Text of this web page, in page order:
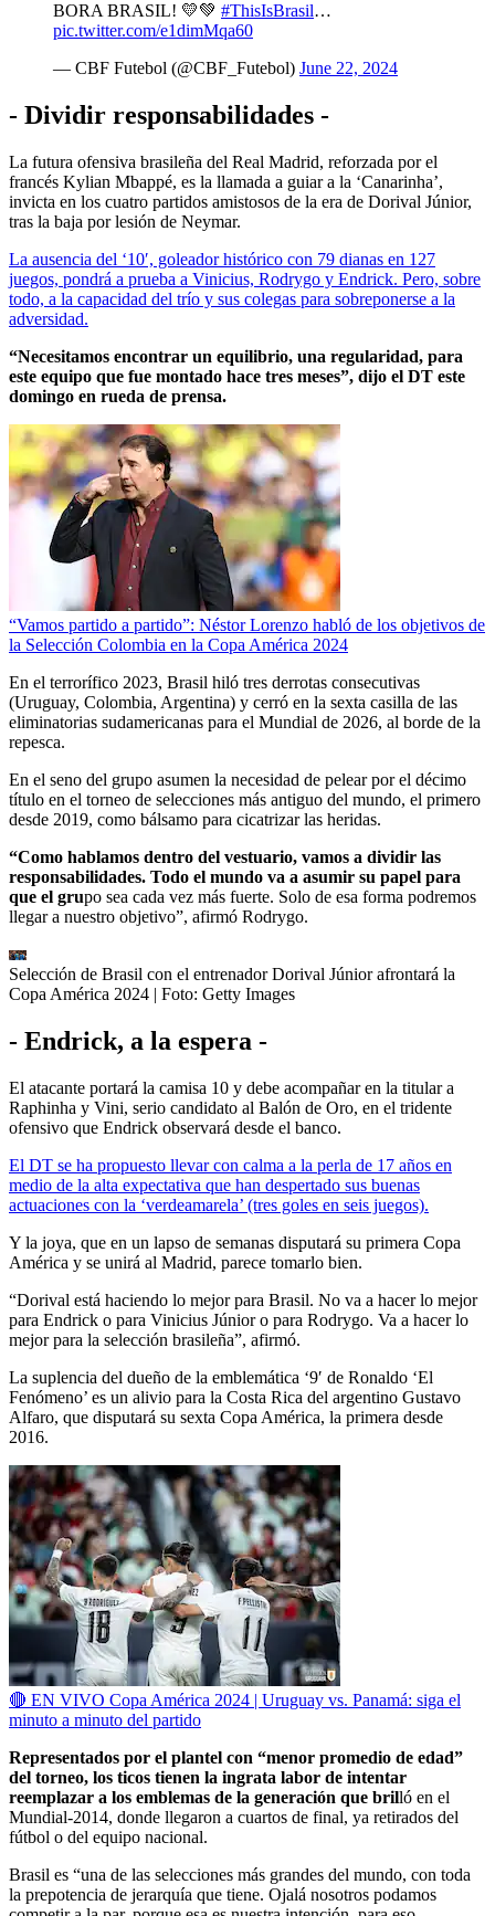
BORA BRASIL! 💛💚 #ThisIsBrasil…
pic.twitter.com/e1dimMqa60
— CBF Futebol (@CBF_Futebol) June 22, 2024
- Dividir responsabilidades -
La futura ofensiva brasileña del Real Madrid, reforzada por el
francés Kylian Mbappé, es la llamada a guiar a la ‘Canarinha’,
invicta en los cuatro partidos amistosos de la era de Dorival Júnior,
tras la baja por lesión de Neymar.
La ausencia del ‘10′, goleador histórico con 79 dianas en 127
juegos, pondrá a prueba a Vinicius, Rodrygo y Endrick. Pero, sobre
todo, a la capacidad del trío y sus colegas para sobreponerse a la
adversidad.
“Necesitamos encontrar un equilibrio, una regularidad, para
este equipo que fue montado hace tres meses”, dijo el DT este
domingo en rueda de prensa.
“Vamos partido a partido”: Néstor Lorenzo habló de los objetivos de
la Selección Colombia en la Copa América 2024
En el terrorífico 2023, Brasil hiló tres derrotas consecutivas
(Uruguay, Colombia, Argentina) y cerró en la sexta casilla de las
eliminatorias sudamericanas para el Mundial de 2026, al borde de la
repesca.
En el seno del grupo asumen la necesidad de pelear por el décimo
título en el torneo de selecciones más antiguo del mundo, el primero
desde 2019, como bálsamo para cicatrizar las heridas.
“Como hablamos dentro del vestuario, vamos a dividir las
responsabilidades. Todo el mundo va a asumir su papel para
que el grupo sea cada vez más fuerte. Solo de esa forma podremos
llegar a nuestro objetivo”, afirmó Rodrygo.
Selección de Brasil con el entrenador Dorival Júnior afrontará la
Copa América 2024 | Foto: Getty Images
- Endrick, a la espera -
El atacante portará la camisa 10 y debe acompañar en la titular a
Raphinha y Vini, serio candidato al Balón de Oro, en el tridente
ofensivo que Endrick observará desde el banco.
El DT se ha propuesto llevar con calma a la perla de 17 años en
medio de la alta expectativa que han despertado sus buenas
actuaciones con la ‘verdeamarela’ (tres goles en seis juegos).
Y la joya, que en un lapso de semanas disputará su primera Copa
América y se unirá al Madrid, parece tomarlo bien.
“Dorival está haciendo lo mejor para Brasil. No va a hacer lo mejor
para Endrick o para Vinicius Júnior o para Rodrygo. Va a hacer lo
mejor para la selección brasileña”, afirmó.
La suplencia del dueño de la emblemática ‘9′ de Ronaldo ‘El
Fenómeno’ es un alivio para la Costa Rica del argentino Gustavo
Alfaro, que disputará su sexta Copa América, la primera desde
2016.
🔴 EN VIVO Copa América 2024 | Uruguay vs. Panamá: siga el
minuto a minuto del partido
Representados por el plantel con “menor promedio de edad”
del torneo, los ticos tienen la ingrata labor de intentar
reemplazar a los emblemas de la generación que brilló en el
Mundial-2014, donde llegaron a cuartos de final, ya retirados del
fútbol o del equipo nacional.
Brasil es “una de las selecciones más grandes del mundo, con toda
la prepotencia de jerarquía que tiene. Ojalá nosotros podamos